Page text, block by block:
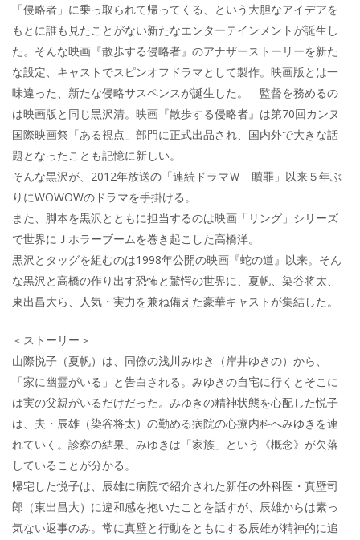
「侵略者」に乗っ取られて帰ってくる、という大胆なアイデアを
もとに誰も見たことがない新たなエンターテインメントが誕生し
た。そんな映画『散歩する侵略者』のアナザーストーリーを新た
な設定、キャストでスピンオフドラマとして製作。映画版とは一
味違った、新たな侵略サスペンスが誕生した。 監督を務めるの
は映画版と同じ黒沢清。映画『散歩する侵略者』は第70回カンヌ
国際映画祭「ある視点」部門に正式出品され、国内外で大きな話
題となったことも記憶に新しい。
そんな黒沢が、2012年放送の「連続ドラマＷ 贖罪」以来５年ぶ
りにWOWOWのドラマを手掛ける。
また、脚本を黒沢とともに担当するのは映画「リング」シリーズ
で世界にＪホラーブームを巻き起こした高橋洋。
黒沢とタッグを組むのは1998年公開の映画『蛇の道』以来。そん
な黒沢と高橋の作り出す恐怖と驚愕の世界に、夏帆、染谷将太、
東出昌大ら、人気・実力を兼ね備えた豪華キャストが集結した。
＜ストーリー＞
山際悦子（夏帆）は、同僚の浅川みゆき（岸井ゆきの）から、
「家に幽霊がいる」と告白される。みゆきの自宅に行くとそこに
は実の父親がいるだけだった。みゆきの精神状態を心配した悦子
は、夫・辰雄（染谷将太）の勤める病院の心療内科へみゆきを連
れていく。診察の結果、みゆきは「家族」という《概念》が欠落
していることが分かる。
帰宅した悦子は、辰雄に病院で紹介された新任の外科医・真壁司
郎（東出昌大）に違和感を抱いたことを話すが、辰雄からは素っ
気ない返事のみ。常に真壁と行動をともにする辰雄が精神的に追